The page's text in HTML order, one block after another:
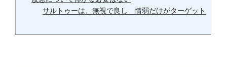
サルトゥーは、無視で良し 情弱だけがターゲット